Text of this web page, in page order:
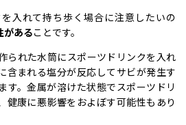
入れて持ち歩く場合に注意したいの
があることです。
られた水筒にスポーツドリンクを入れ
含まれる塩分が反応してサビが発生す
す。金属が溶けた状態でスポーツドリ
健康に悪影響をおよぼす可能性もあり